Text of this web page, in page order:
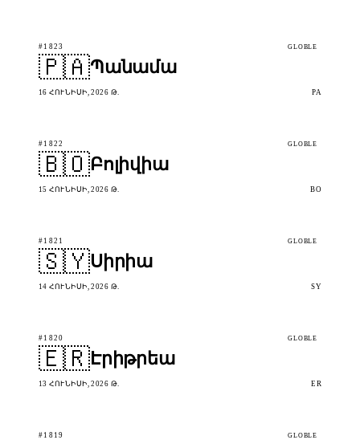
#1823 GLOBLE
🇵🇦Պանամա
16 ՀՈՒՆԻՍԻ, 2026 Թ. PA
#1822 GLOBLE
🇧🇴Բոլիվիա
15 ՀՈՒՆԻՍԻ, 2026 Թ. BO
#1821 GLOBLE
🇸🇾Սիրիա
14 ՀՈՒՆԻՍԻ, 2026 Թ. SY
#1820 GLOBLE
🇪🇷 Էրիթրեա
13 ՀՈՒՆԻՍԻ, 2026 Թ. ER
#1819 GLOBLE